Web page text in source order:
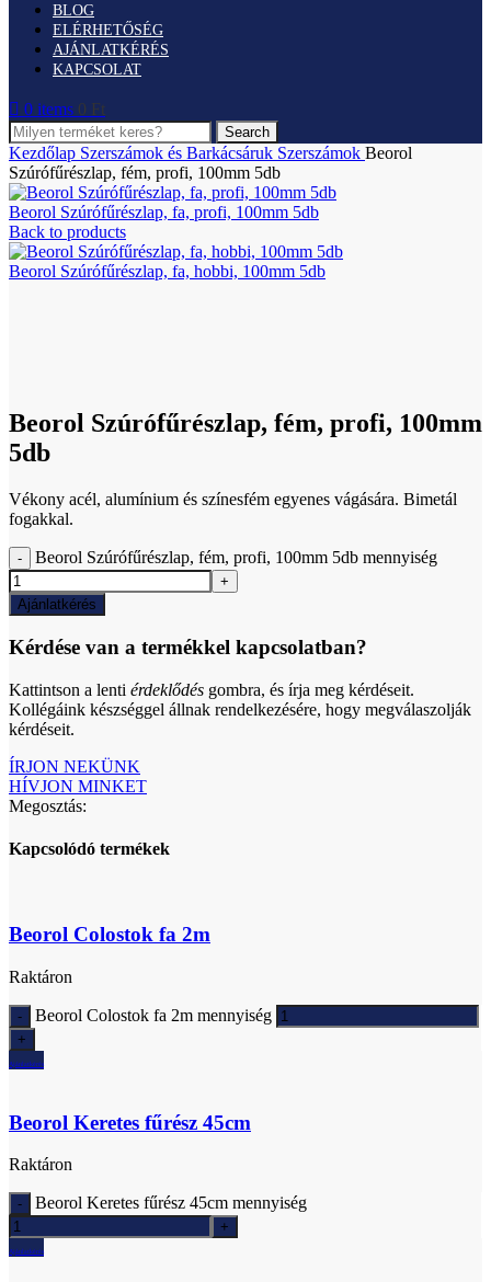
BLOG
ELÉRHETŐSÉG
AJÁNLATKÉRÉS
KAPCSOLAT
0 items 0 Ft
Search
Kezdőlap Szerszámok és Barkácsáruk Szerszámok Beorol
Szúrófűrészlap, fém, profi, 100mm 5db
Beorol Szúrófűrészlap, fa, profi, 100mm 5db
Back to products
Beorol Szúrófűrészlap, fa, hobbi, 100mm 5db
Beorol Szúrófűrészlap, fém, profi, 100mm
5db
Vékony acél, alumínium és színesfém egyenes vágására. Bimetál
fogakkal.
Beorol Szúrófűrészlap, fém, profi, 100mm 5db mennyiség
Ajánlatkérés
Kérdése van a termékkel kapcsolatban?
Kattintson a lenti érdeklődés gombra, és írja meg kérdéseit.
Kollégáink készséggel állnak rendelkezésére, hogy megválaszolják
kérdéseit.
ÍRJON NEKÜNK
HÍVJON MINKET
Megosztás:
Kapcsolódó termékek
Beorol Colostok fa 2m
Raktáron
Beorol Colostok fa 2m mennyiség
Ajánlatkérés
Beorol Keretes fűrész 45cm
Raktáron
Beorol Keretes fűrész 45cm mennyiség
Ajánlatkérés